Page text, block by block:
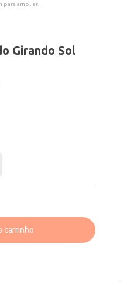
para ampliar.
Girando Sol
carrinho